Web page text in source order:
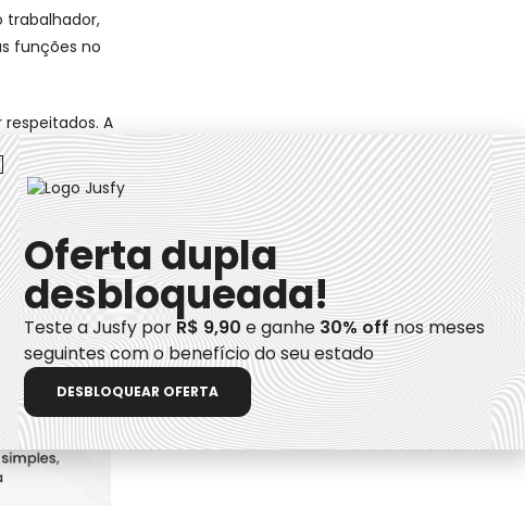
trabalhador,
funções no
A
além
para a
no
Oferta dupla
desbloqueada!
Teste a Jusfy porR$ 9,90e ganhe30% offnos meses
seguintes com o benefício do seu estado
DESBLOQUEAR OFERTA